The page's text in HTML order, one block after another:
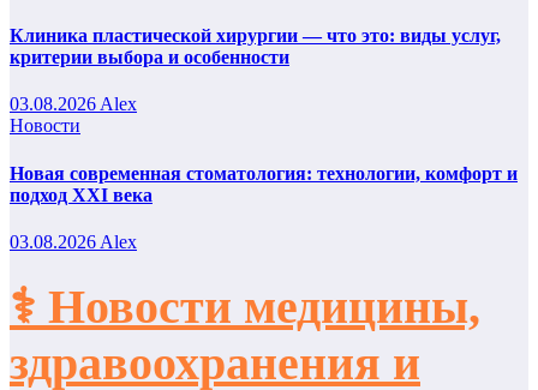
Клиника пластической хирургии — что это: виды услуг,
критерии выбора и особенности
03.08.2026 Alex
Новости
Новая современная стоматология: технологии, комфорт и
подход XXI века
03.08.2026 Alex
⚕️ Новости медицины,
здравоохранения и